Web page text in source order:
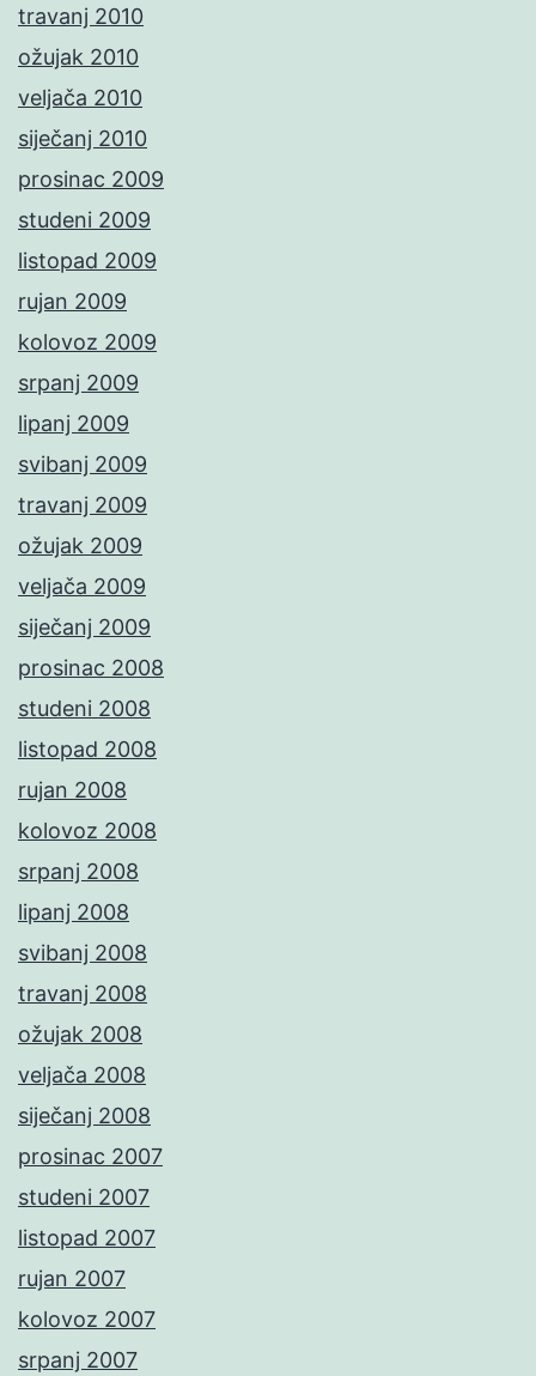
travanj 2010
ožujak 2010
veljača 2010
siječanj 2010
prosinac 2009
studeni 2009
listopad 2009
rujan 2009
kolovoz 2009
srpanj 2009
lipanj 2009
svibanj 2009
travanj 2009
ožujak 2009
veljača 2009
siječanj 2009
prosinac 2008
studeni 2008
listopad 2008
rujan 2008
kolovoz 2008
srpanj 2008
lipanj 2008
svibanj 2008
travanj 2008
ožujak 2008
veljača 2008
siječanj 2008
prosinac 2007
studeni 2007
listopad 2007
rujan 2007
kolovoz 2007
srpanj 2007